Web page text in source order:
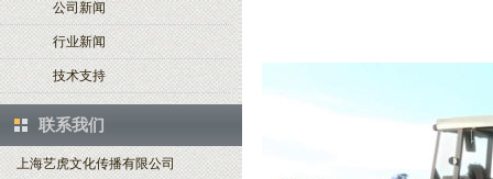
公司新闻
行业新闻
技术支持
联系我们
上海艺虎文化传播有限公司